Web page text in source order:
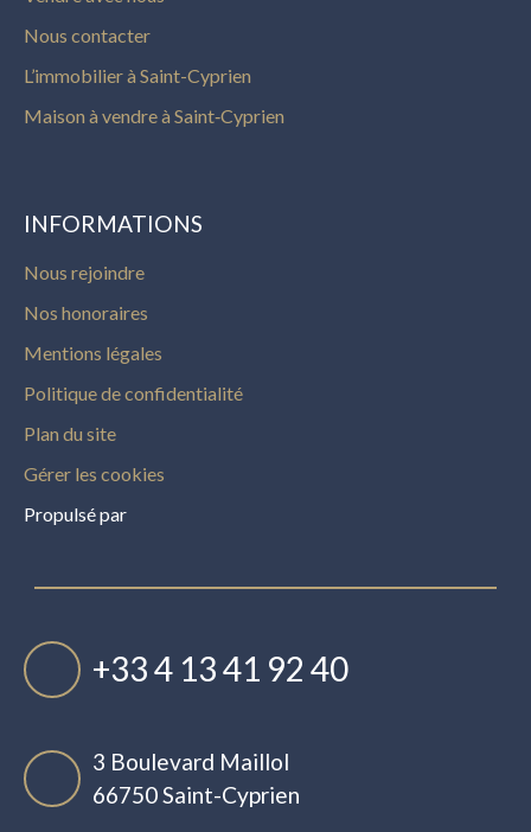
Nous contacter
L’immobilier à Saint-Cyprien
Maison à vendre à Saint‑Cyprien
INFORMATIONS
Nous rejoindre
Nos honoraires
Mentions légales
Politique de confidentialité
Plan du site
Gérer les cookies
Propulsé par
+33 4 13 41 92 40
3 Boulevard Maillol
66750 Saint-Cyprien